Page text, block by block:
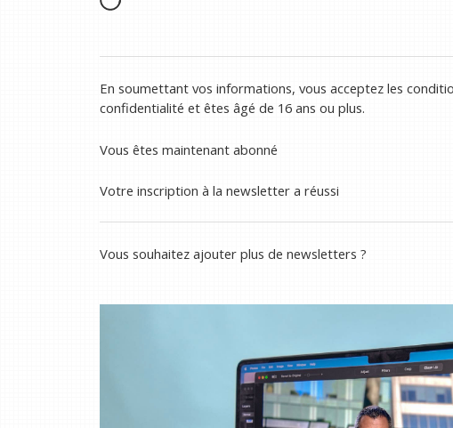
En soumettant vos informations, vous acceptez les
confidentialité et êtes âgé de 16 ans ou plus.
Vous êtes maintenant abonné
Votre inscription à la newsletter a réussi
Vous souhaitez ajouter plus de newsletters ?